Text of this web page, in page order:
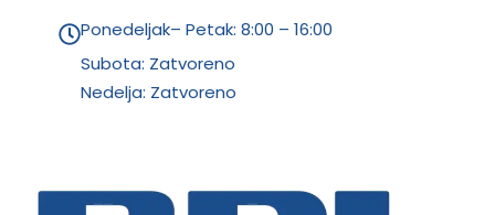
Ponedeljak– Petak: 8:00 – 16:00
Subota: Zatvoreno
Nedelja: Zatvoreno